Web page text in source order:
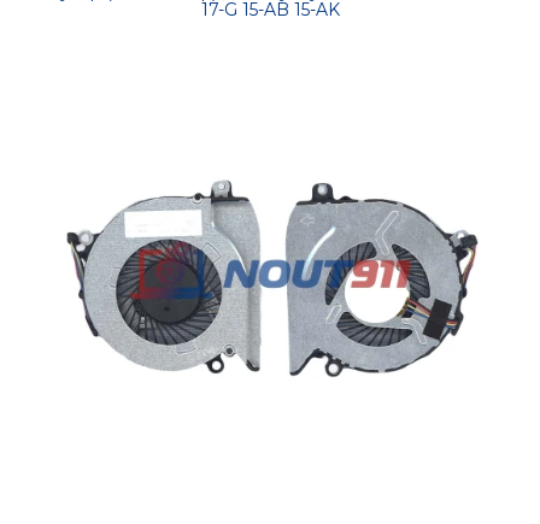
17-G 15-AB 15-AK